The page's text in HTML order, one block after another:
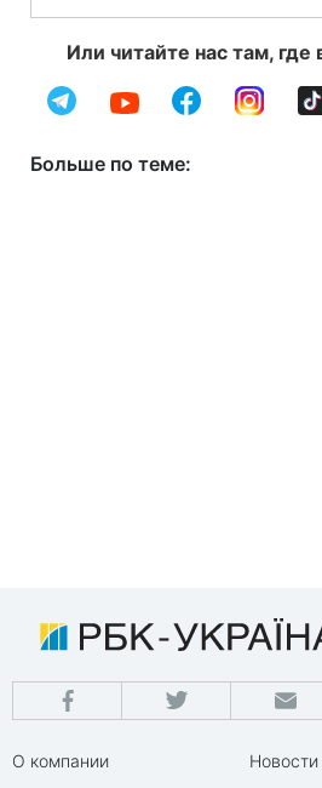
Или читайте нас там, где
Больше по теме:
О компании